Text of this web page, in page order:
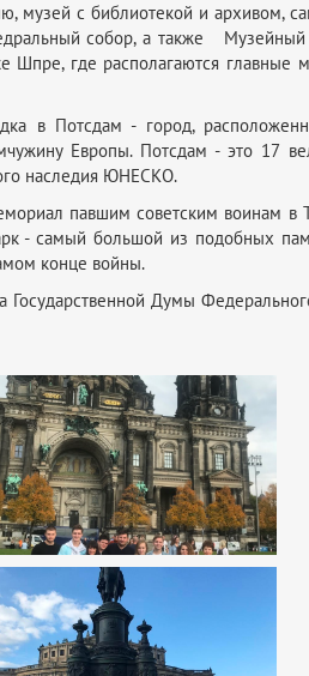
музей с библиотекой и архивом,
собор, а также Музейный
Шпре, где располагаются
в Потсдам - город,
Европы. Потсдам - это 17
наследия ЮНЕСКО.
павшим советским воинам в
- самый большой из подобных
конце войны.
Думы